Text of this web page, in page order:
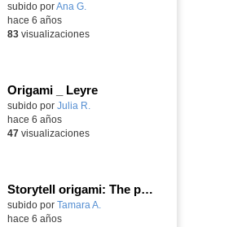
subido porAna G.
hace 6 años
83visualizaciones
Origami _ Leyre
subido por Julia R.
hace 6 años
47visualizaciones
Storytell origami: The prince who lost his crown
Contenido educativo.
subido por Tamara A.
hace 6 años